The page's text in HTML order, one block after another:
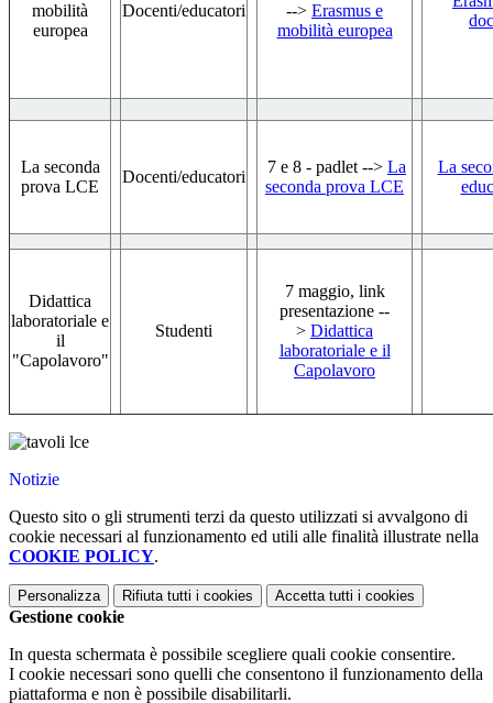
mobilità
europea
Docenti/educatori
--> Erasmus e
mobilità europea
La seconda
prova LCE
Docenti/educatori
7 e 8 - padlet --> La
seconda prova LCE
La
Didattica
laboratoriale e
il
"Capolavoro"
Studenti
7 maggio, link
presentazione --
> Didattica
laboratoriale e il
Capolavoro
Notizie
Questo sito o gli strumenti terzi da questo utilizzati si avvalgono di
cookie necessari al funzionamento ed utili alle finalità illustrate nella
COOKIE POLICY.
Personalizza Rifiuta tutti i cookies Accetta tutti i cookies
Gestione cookie
In questa schermata è possibile scegliere quali cookie consentire.
I cookie necessari sono quelli che consentono il funzionamento della
piattaforma e non è possibile disabilitarli.